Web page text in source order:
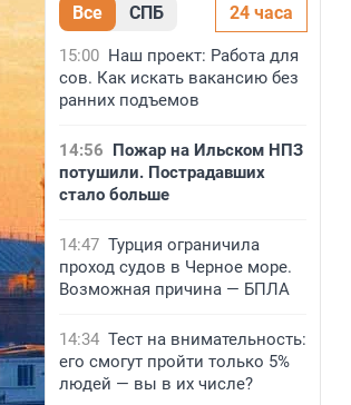
Все СПБ 24 часа
15:00 Наш проект: Работа для
сов. Как искать вакансию без
ранних подъемов
14:56 Пожар на Ильском НПЗ
потушили. Пострадавших
стало больше
14:47 Турция ограничила
проход судов в Черное море.
Возможная причина — БПЛА
14:34 Тест на внимательность:
его смогут пройти только 5%
людей — вы в их числе?